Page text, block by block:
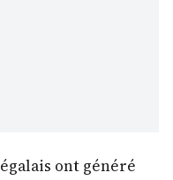
ont généré